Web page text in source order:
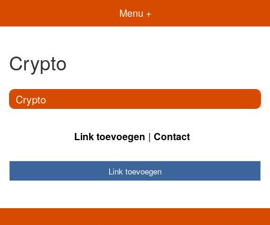
Menu +
Crypto
Crypto
Link toevoegen Contact
Link toevoegen